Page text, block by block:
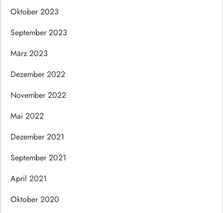
Oktober 2023
September 2023
März 2023
Dezember 2022
November 2022
Mai 2022
Dezember 2021
September 2021
April 2021
Oktober 2020